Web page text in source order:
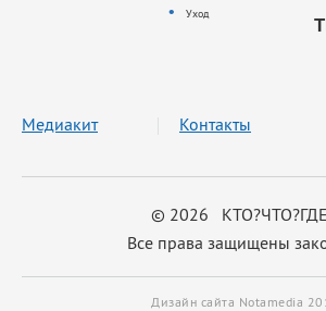
Уход
© 2026
Все права защищены
Медиакит Контакты
Дизайн сайта Notamedia